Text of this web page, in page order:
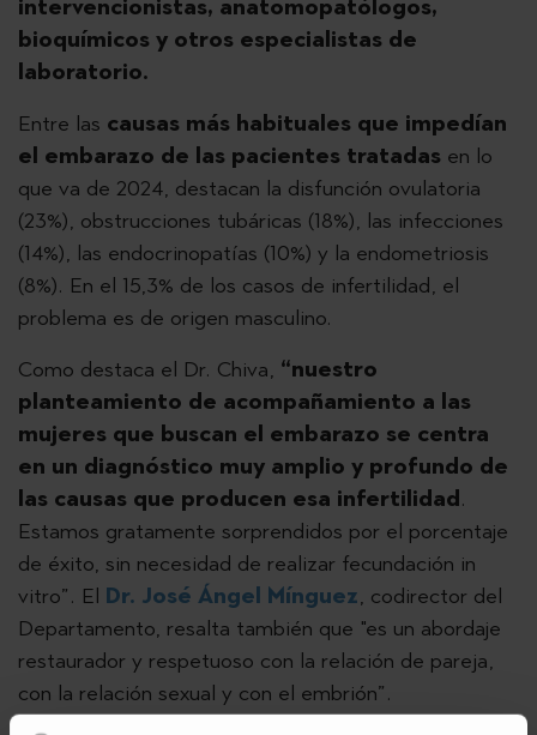
intervencionistas, anatomopatólogos,
bioquímicos y otros especialistas de
laboratorio.
Entre las causas más habituales que impedían
el embarazo de las pacientes tratadas en lo
que va de 2024, destacan la disfunción ovulatoria
(23%), obstrucciones tubáricas (18%), las infecciones
(14%), las endocrinopatías (10%) y la endometriosis
(8%). En el 15,3% de los casos de infertilidad, el
problema es de origen masculino.
Como destaca el Dr. Chiva, “nuestro
planteamiento de acompañamiento a las
mujeres que buscan el embarazo se centra
en un diagnóstico muy amplio y profundo de
las causas que producen esa infertilidad .
Estamos gratamente sorprendidos por el porcentaje
de éxito, sin necesidad de realizar fecundación in
vitro”. El Dr. José Ángel Mínguez, codirector del
Departamento, resalta también que "es un abordaje
restaurador y respetuoso con la relación de pareja,
con la relación sexual y con el embrión”.